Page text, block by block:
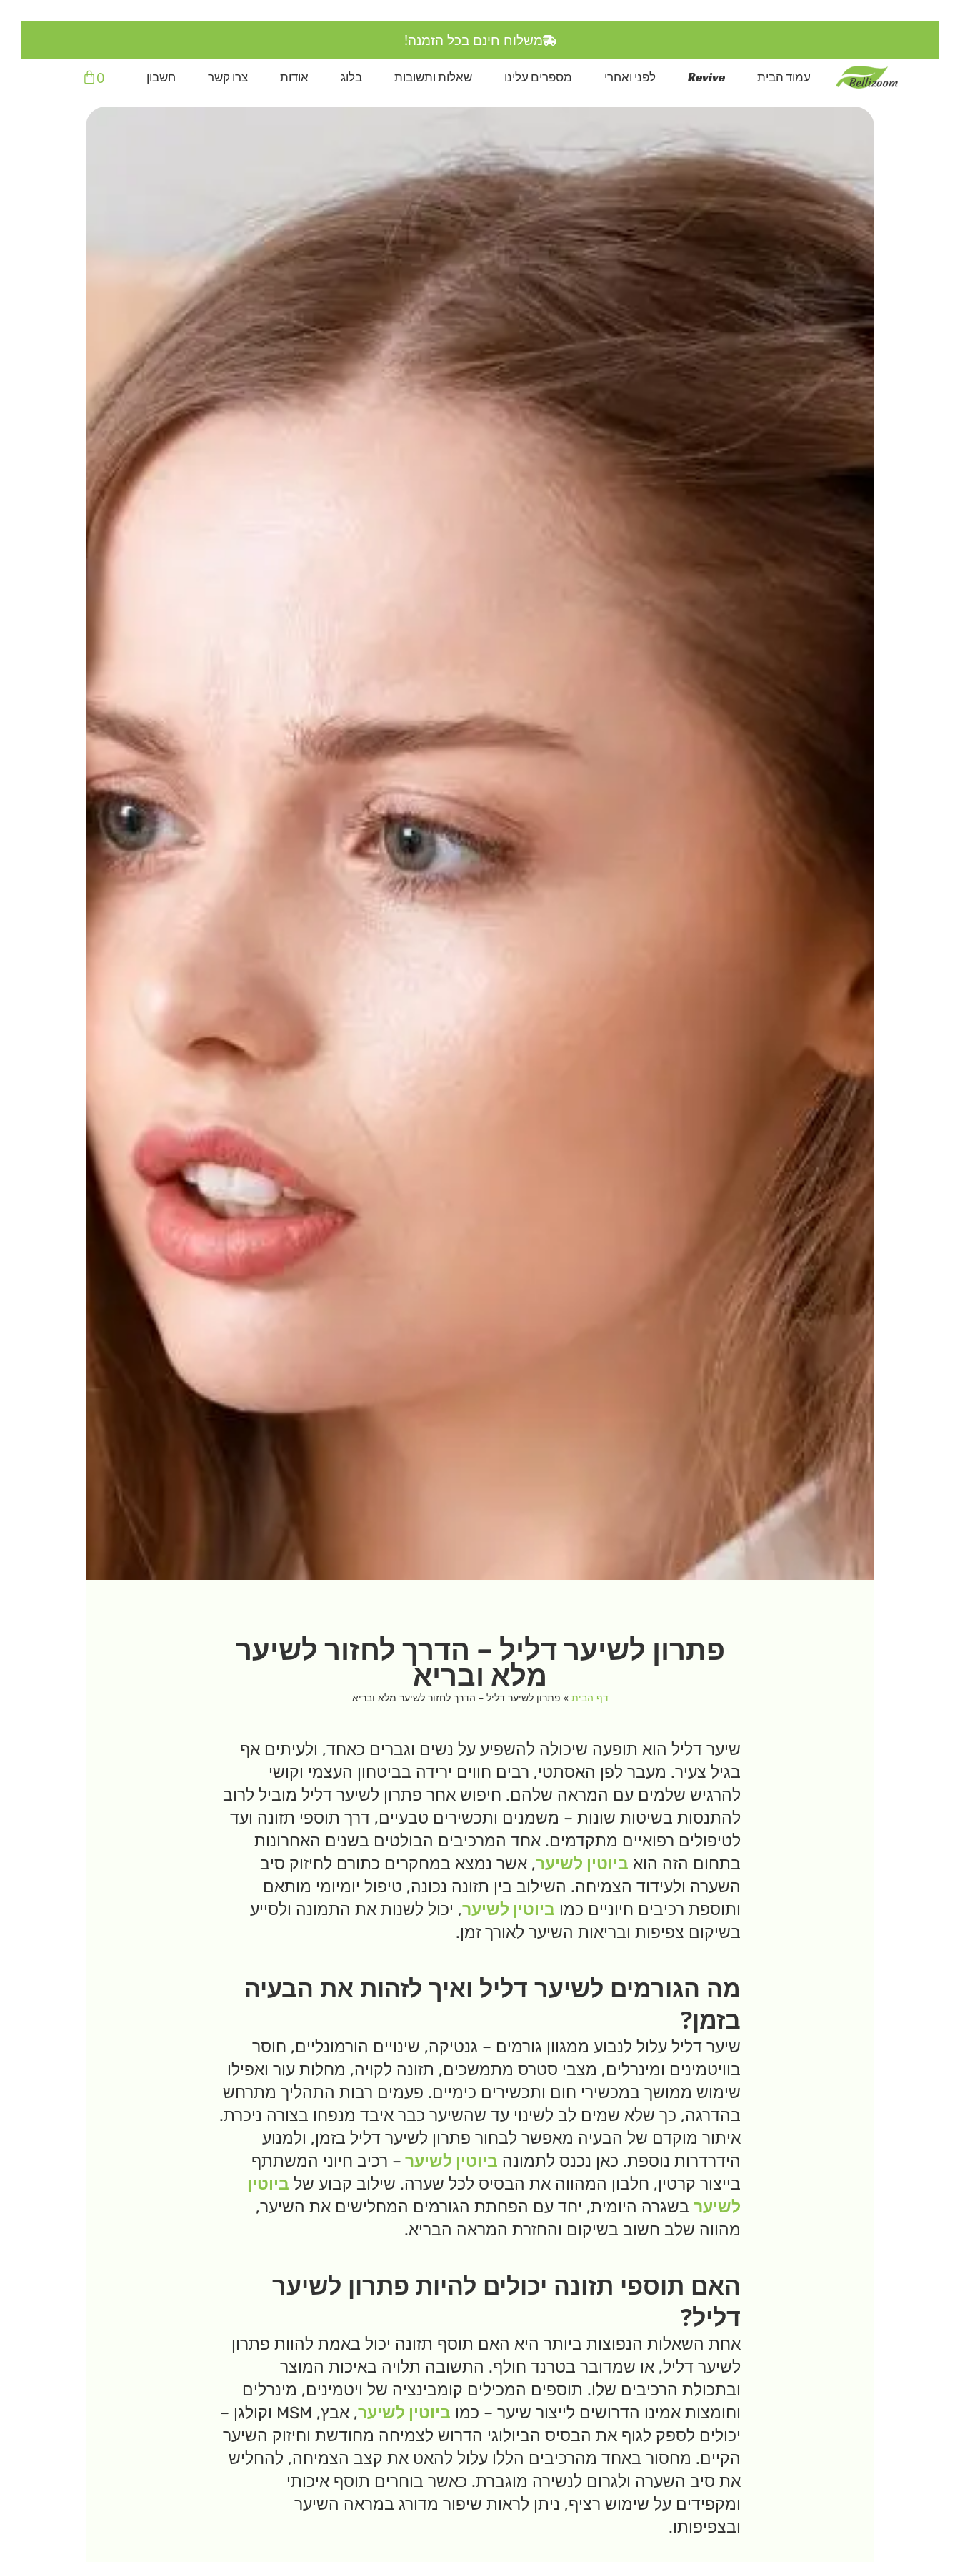
לתוכן
משלוח חינם בכל הזמנה!
עמוד הבית Revive לפני ואחרי מספרים עלינו שאלות ותשובות בלוג אודות צרו קשר חשבון 0
עגלת
קניות
פתרון לשיער דליל – הדרך לחזור לשיער
מלא ובריא
דף הבית » פתרון לשיער דליל – הדרך לחזור לשיער מלא ובריא
שיער דליל הוא תופעה שיכולה להשפיע על נשים וגברים כאחד, ולעיתים אף
בגיל צעיר. מעבר לפן האסתטי, רבים חווים ירידה בביטחון העצמי וקושי
להרגיש שלמים עם המראה שלהם. חיפוש אחר פתרון לשיער דליל מוביל לרוב
להתנסות בשיטות שונות – משמנים ותכשירים טבעיים, דרך תוספי תזונה ועד
לטיפולים רפואיים מתקדמים. אחד המרכיבים הבולטים בשנים האחרונות
בתחום הזה הוא ביוטין לשיער, אשר נמצא במחקרים כתורם לחיזוק סיב
השערה ולעידוד הצמיחה. השילוב בין תזונה נכונה, טיפול יומיומי מותאם
ותוספת רכיבים חיוניים כמו ביוטין לשיער, יכול לשנות את התמונה ולסייע
בשיקום צפיפות ובריאות השיער לאורך זמן.
מה הגורמים לשיער דליל ואיך לזהות את הבעיה
בזמן?
שיער דליל עלול לנבוע ממגוון גורמים – גנטיקה, שינויים הורמונליים, חוסר
בוויטמינים ומינרלים, מצבי סטרס מתמשכים, תזונה לקויה, מחלות עור ואפילו
שימוש ממושך במכשירי חום ותכשירים כימיים. פעמים רבות התהליך מתרחש
בהדרגה, כך שלא שמים לב לשינוי עד שהשיער כבר איבד מנפחו בצורה ניכרת.
איתור מוקדם של הבעיה מאפשר לבחור פתרון לשיער דליל בזמן, ולמנוע
הידרדרות נוספת. כאן נכנס לתמונה ביוטין לשיער – רכיב חיוני המשתתף
בייצור קרטין, חלבון המהווה את הבסיס לכל שערה. שילוב קבוע של ביוטין
לשיערבשגרה היומית, יחד עם הפחתת הגורמים המחלישים את השיער,
מהווה שלב חשוב בשיקום והחזרת המראה הבריא.
האם תוספי תזונה יכולים להיות פתרון לשיער
דליל?
אחת השאלות הנפוצות ביותר היא האם תוסף תזונה יכול באמת להוות פתרון
לשיער דליל, או שמדובר בטרנד חולף. התשובה תלויה באיכות המוצר
ובתכולת הרכיבים שלו. תוספים המכילים קומבינציה של ויטמינים, מינרלים
וחומצות אמינו הדרושים לייצור שיער – כמו ביוטין לשיער
, אבץ, MSM וקולגן –
יכולים לספק לגוף את הבסיס הביולוגי הדרוש לצמיחה מחודשת וחיזוק השיער
הקיים. מחסור באחד מהרכיבים הללו עלול להאט את קצב הצמיחה, להחליש
את סיב השערה ולגרום לנשירה מוגברת. כאשר בוחרים תוסף איכותי
ומקפידים על שימוש רציף, ניתן לראות שיפור מדורג במראה השיער
ובצפיפותו.